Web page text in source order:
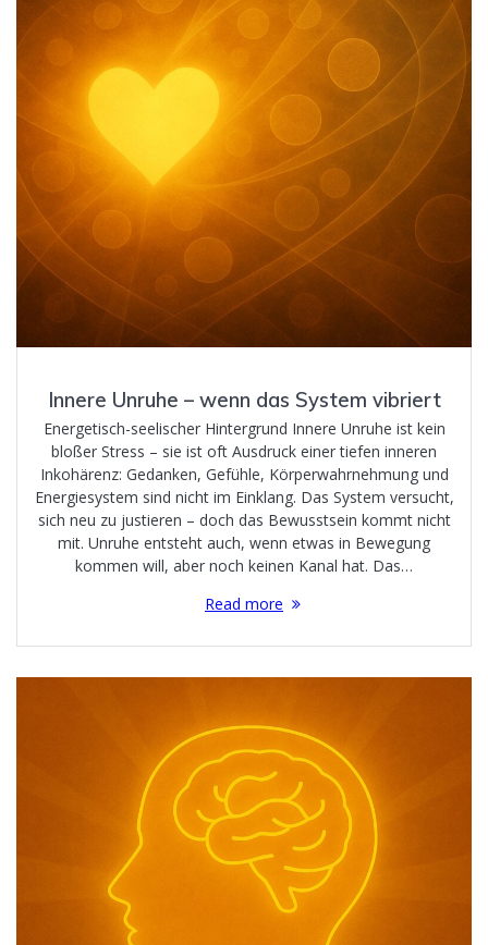
Innere Unruhe – wenn das System vibriert
Energetisch-seelischer Hintergrund Innere Unruhe ist kein
bloßer Stress – sie ist oft Ausdruck einer tiefen inneren
Inkohärenz: Gedanken, Gefühle, Körperwahrnehmung und
Energiesystem sind nicht im Einklang. Das System versucht,
sich neu zu justieren – doch das Bewusstsein kommt nicht
mit. Unruhe entsteht auch, wenn etwas in Bewegung
kommen will, aber noch keinen Kanal hat. Das…
Read more